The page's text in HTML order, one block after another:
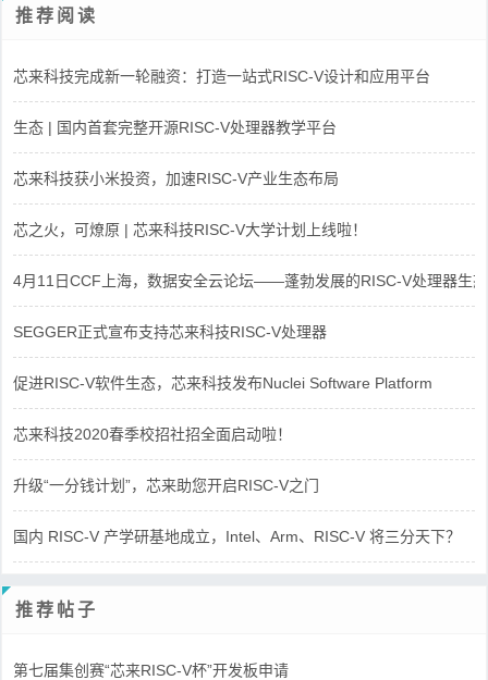
推荐阅读
芯来科技完成新一轮融资：打造一站式RISC-V设计和应用平台
生态 | 国内首套完整开源RISC-V处理器教学平台
芯来科技获小米投资，加速RISC-V产业生态布局
芯之火，可燎原 | 芯来科技RISC-V大学计划上线啦！
4月11日CCF上海，数据安全云论坛——蓬勃发展的RISC-V处理器生态
SEGGER正式宣布支持芯来科技RISC-V处理器
促进RISC-V软件生态，芯来科技发布Nuclei Software Platform
芯来科技2020春季校招社招全面启动啦！
升级“一分钱计划”，芯来助您开启RISC-V之门
国内 RISC-V 产学研基地成立，Intel、Arm、RISC-V 将三分天下？
推荐帖子
第七届集创赛“芯来RISC-V杯”开发板申请